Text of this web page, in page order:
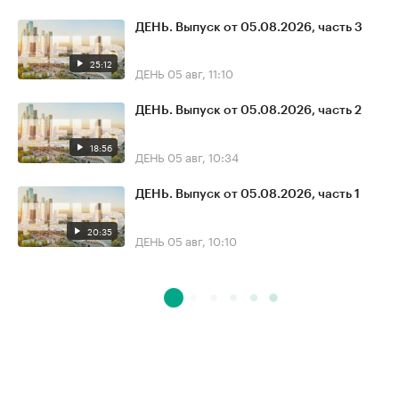
25:12
ДЕНЬ. Выпуск от 05.08.2026, часть 3
ДЕНЬ 05 авг, 11:10
18:56
ДЕНЬ. Выпуск от 05.08.2026, часть 2
ДЕНЬ 05 авг, 10:34
20:35
ДЕНЬ. Выпуск от 05.08.2026, часть 1
ДЕНЬ 05 авг, 10:10